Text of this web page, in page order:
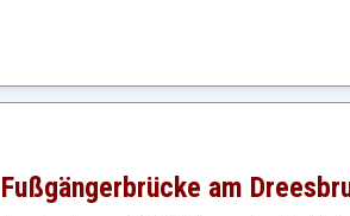
Fußgängerbrücke am